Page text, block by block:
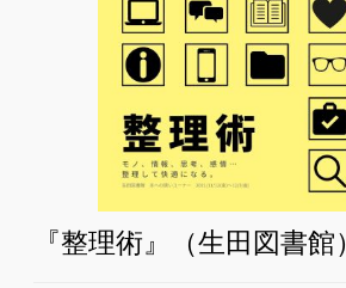
『整理術』（生田図書館）